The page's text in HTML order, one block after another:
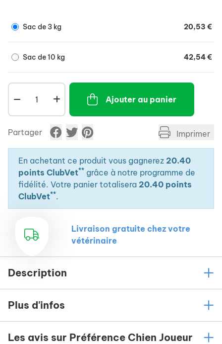
Sac de 3 kg 20,53 €
Sac de 10 kg 42,54 €
Ajouter au panier
Partager Imprimer
En achetant ce produit vous gagnerez 20.40
points ClubVet** grâce à notre programme de
fidélité. Votre panier totalisera 20.40 points
ClubVet**.
Livraison gratuite chez votre
vétérinaire
Description
Plus d'infos
Les avis sur Préférence Chien Joueur